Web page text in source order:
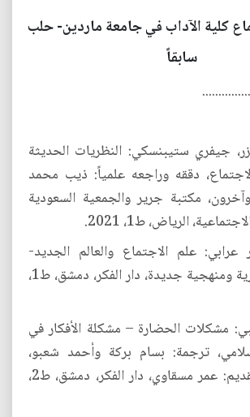
كلية الآداب في جامعة ماردين- حلب
سابقاً
جيفري ستيبنسكي: النظريات الحديثة
دققه وراجعه علمياً: ذيب محمد
مكتبة جرير والجمعية السعودية
الرياض، ط1، 2021.
عرابي: علم الاجتماع والعالم الجديد-
مقاربة نظرية ومنهجية جديدة، دار الفكر، دمشق، ط1،
مشكلات الحضارة – مشكلة الأفكار في
ترجمة: بسام بركة وأحمد شعبو،
إشراف وتقديم: عمر مسقاوي، دار الفكر، دمشق، ط2،